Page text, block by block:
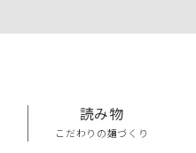
読み物
こだわりの麺づくり